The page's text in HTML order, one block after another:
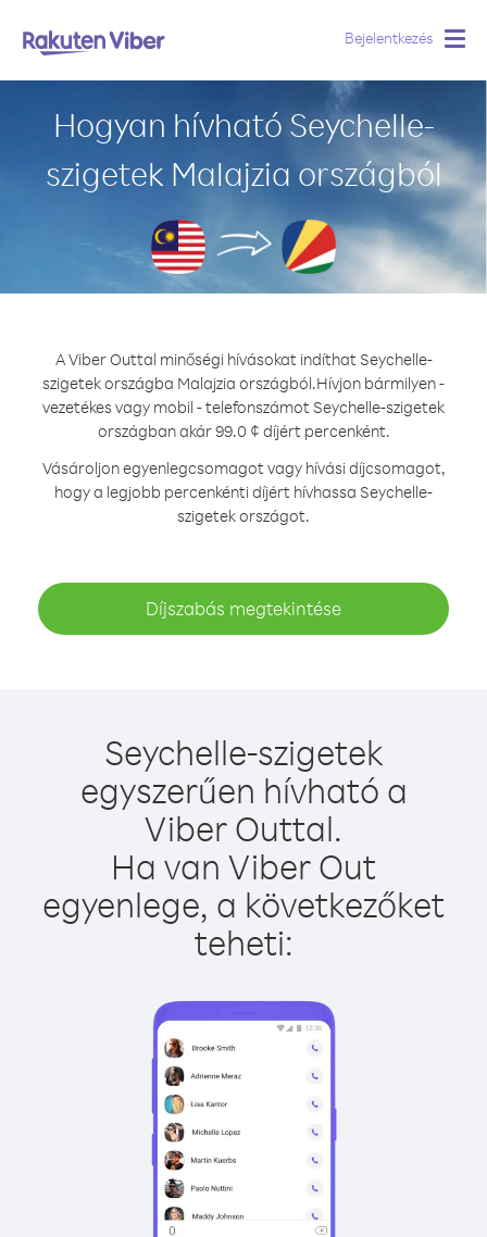
Bejelentkezés
Hogyan hívható Seychelle-
szigetek Malajzia országból
A Viber Outtal minőségi hívásokat indíthat Seychelle-
szigetek országba Malajzia országból.Hívjon bármilyen -
vezetékes vagy mobil - telefonszámot Seychelle-szigetek
országban akár 99.0 ¢ díjért percenként.
Vásároljon egyenlegcsomagot vagy hívási díjcsomagot,
hogy a legjobb percenkénti díjért hívhassa Seychelle-
szigetek országot.
Díjszabás megtekintése
Seychelle-szigetek
egyszerűen hívható a
Viber Outtal.
Ha van Viber Out
egyenlege, a következőket
teheti: